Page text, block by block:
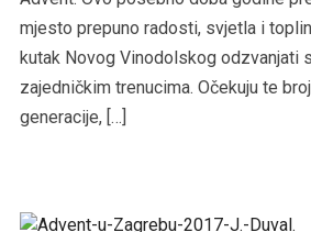
mjesto prepuno radosti, svjetla i
kutak Novog Vinodolskog odzvanjati
zajedničkim trenucima. Očekuju te
generacije, […]